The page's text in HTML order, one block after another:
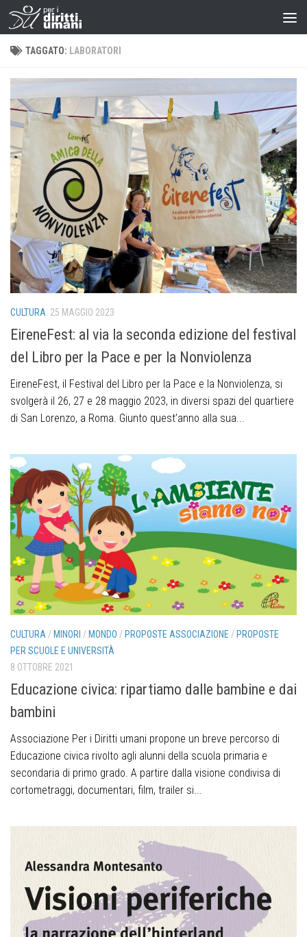
TAGGATO: LABORATORI
CULTURA 25 MAGGIO 2023
EireneFest: al via la seconda edizione del festival
del Libro per la Pace e per la Nonviolenza
EireneFest, il Festival del Libro per la Pace e la Nonviolenza, si
svolgerà il 26, 27 e 28 maggio 2023, in diversi spazi del quartiere
di San Lorenzo, a Roma. Giunto quest’anno alla sua...
CULTURA / MINORI / MONDO / PROPOSTE ASSOCIAZIONE / PROPOSTE
PER SCUOLE E UNIVERSITÀ
8 OTTOBRE 2021
Educazione civica: ripartiamo dalle bambine e dai
bambini
Associazione Per i Diritti umani propone un breve percorso di
Educazione civica rivolto agli alunni della scuola primaria e
secondaria di primo grado. A partire dalla visione condivisa di
cortometraggi, documentari, film, trailer si...